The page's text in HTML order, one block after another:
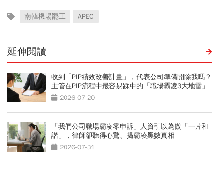
南韓機場罷工 APEC
延伸閱讀
收到「PIP績效改善計畫」，代表公司準備開除我嗎？
主管在PIP流程中最容易踩中的「職場霸凌3大地雷」
2026-07-20
「我們公司職場霸凌零申訴」人資引以為傲「一片和
諧」，律師卻聽得心驚、揭霸凌黑數真相
2026-07-31